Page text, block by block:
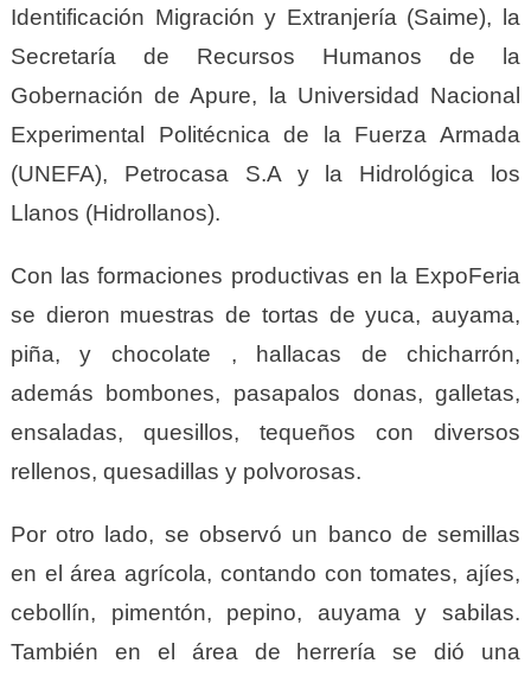
Identificación Migración y Extranjería (Saime), la
Secretaría de Recursos Humanos de la
Gobernación de Apure, la Universidad Nacional
Experimental Politécnica de la Fuerza Armada
(UNEFA), Petrocasa S.A y la Hidrológica los
Llanos (Hidrollanos).
Con las formaciones productivas en la ExpoFeria
se dieron muestras de tortas de yuca, auyama,
piña, y chocolate , hallacas de chicharrón,
además bombones, pasapalos donas, galletas,
ensaladas, quesillos, tequeños con diversos
rellenos, quesadillas y polvorosas.
Por otro lado, se observó un banco de semillas
en el área agrícola, contando con tomates, ajíes,
cebollín, pimentón, pepino, auyama y sabilas.
También en el área de herrería se dió una